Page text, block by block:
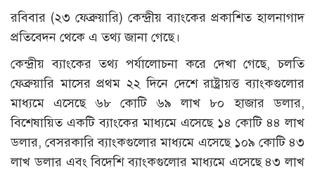
রবিবার (২৩ ফেব্রুয়ারি) কেন্দ্রীয় ব্যাংকের প্রকাশিত হালনাগাদ
প্রতিবেদন থেকে এ তথ্য জানা গেছে।
কেন্দ্রীয় ব্যাংকের তথ্য পর্যালোচনা করে দেখা গেছে, চলতি
ফেব্রুয়ারি মাসের প্রথম ২২ দিনে দেশে রাষ্ট্রায়ত্ত ব্যাংকগুলোর
মাধ্যমে এসেছে ৬৮ কোটি ৬৯ লাখ ৮০ হাজার ডলার,
বিশেষায়িত একটি ব্যাংকের মাধ্যমে এসেছে ১৪ কোটি ৪৪ লাখ
ডলার, বেসরকারি ব্যাংকগুলোর মাধ্যমে এসেছে ১০৯ কোটি ৪৩
লাখ ডলার এবং বিদেশি ব্যাংকগুলোর মাধ্যমে এসেছে ৪৩ লাখ